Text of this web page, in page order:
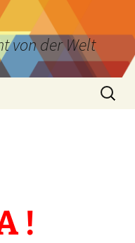
von der Welt
Suchen
nach:
!